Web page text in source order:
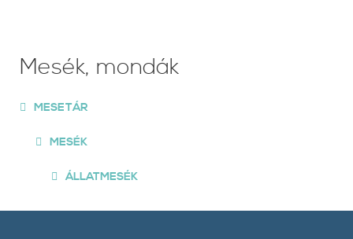
Mesék, mondák
MESETÁR
MESÉK
ÁLLATMESÉK